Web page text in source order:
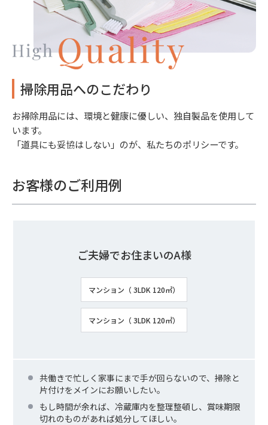
掃除用品へのこだわり
お掃除用品には、環境と健康に優しい、独自製品を使用して
います。
「道具にも妥協はしない」のが、私たちのポリシーです。
お客様のご利用例
ご夫婦でお住まいのA様
マンション（ 3LDK 120㎡）
マンション（ 3LDK 120㎡）
共働きで忙しく家事にまで手が回らないので、掃除と
片付けをメインにお願いしたい。
もし時間が余れば、冷蔵庫内を整理整頓し、賞味期限
切れのものがあれば処分してほしい。